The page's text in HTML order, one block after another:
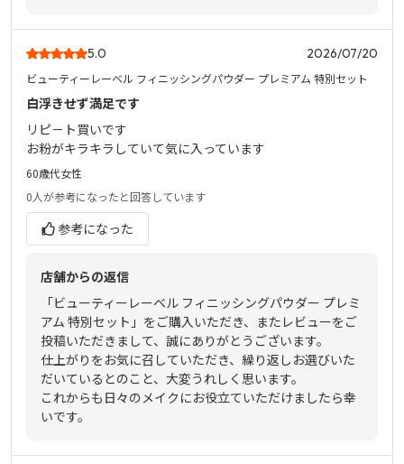
5.0 2026/07/20
ビューティーレーベル フィニッシングパウダー プレミアム 特別セット
白浮きせず満足です
リピ－ト買いです
お粉がキラキラしていて気に入っています
60歳代女性
0人が参考になったと回答しています
参考になった
店舗からの返信
「ビューティーレーベル フィニッシングパウダー プレミ
アム 特別セット」をご購入いただき、またレビューをご
投稿いただきまして、誠にありがとうございます。
仕上がりをお気に召していただき、繰り返しお選びいた
だいているとのこと、大変うれしく思います。
これからも日々のメイクにお役立ていただけましたら幸
いです。